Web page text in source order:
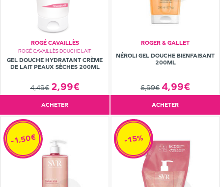
ROGÉ CAVAILLÈS
ROGÉ CAVAILLÈS DOUCHE LAIT
GEL DOUCHE HYDRATANT CRÈME
DE LAIT PEAUX SÈCHES 200ML
4,49€ 2,99€
ACHETER
ROGER & GALLET
NÉROLI GEL DOUCHE BIENFAISANT
200ML
6,99€ 4,99€
ACHETER
-1,50€ -15%